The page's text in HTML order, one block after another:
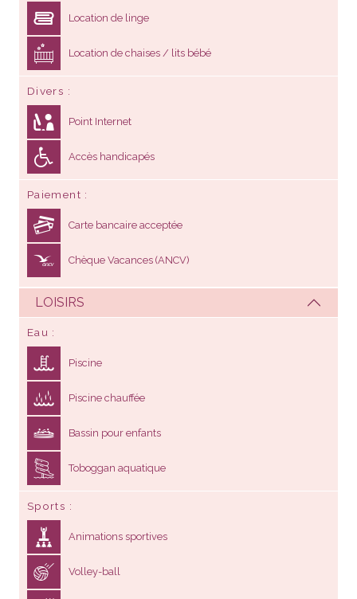
Location de linge
Location de chaises / lits bébé
Divers
Point Internet
Accès handicapés
Paiement
Carte bancaire acceptée
Chèque Vacances (ANCV)
LOISIRS
Eau
Piscine
Piscine chauffée
Bassin pour enfants
Toboggan aquatique
Sports
Animations sportives
Volley-ball